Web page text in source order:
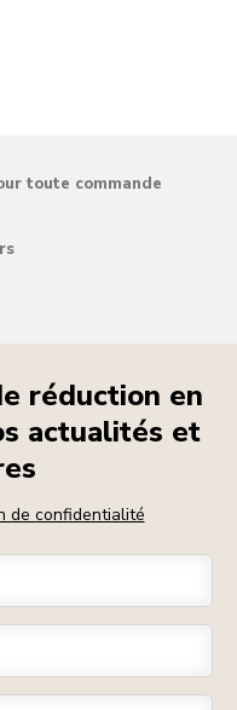
toute commande
réduction en
actualités et
de confidentialité